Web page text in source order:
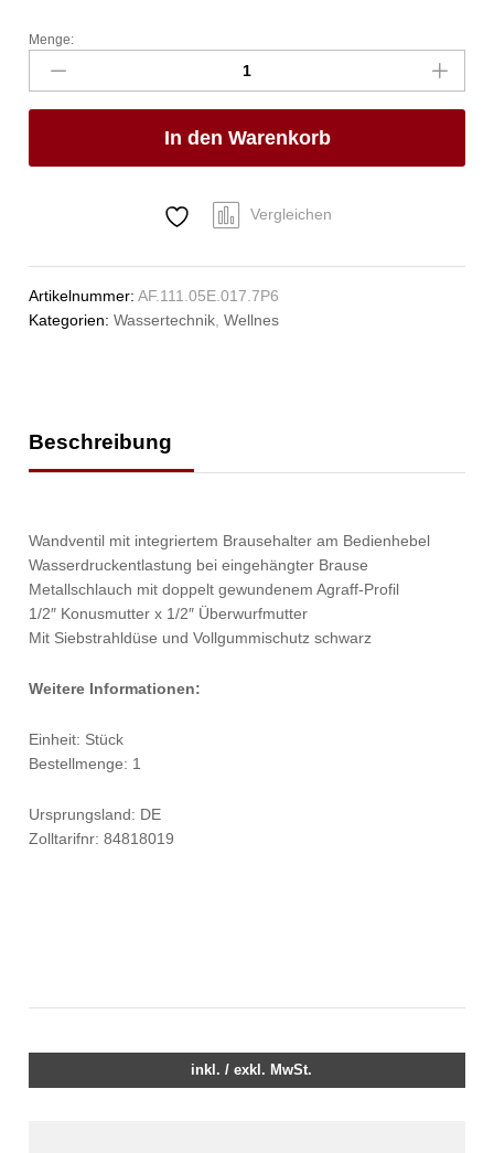
ecoSet
Kneipp'sche
Garnitur
1/2"
Menge:
In den Warenkorb
Vergleichen
Artikelnummer:AF.111.05E.017.7P6
Kategorien:Wassertechnik,Wellnes
Beschreibung
Wandventil mit integriertem Brausehalter am Bedienhebel
Wasserdruckentlastung bei eingehängter Brause
Metallschlauch mit doppelt gewundenem Agraff-Profil
1/2″ Konusmutter x 1/2″ Überwurfmutter
Mit Siebstrahldüse und Vollgummischutz schwarz
Weitere Informationen:
Einheit: Stück
Bestellmenge: 1
Ursprungsland: DE
Zolltarifnr: 84818019
inkl. / exkl. MwSt.